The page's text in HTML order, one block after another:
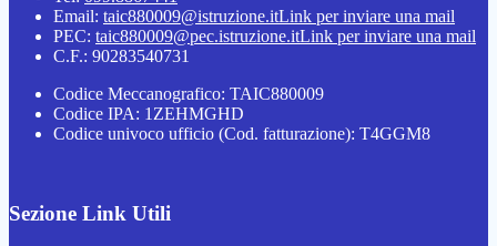
Email: taic880009@istruzione.itLink per inviare una mail
PEC: taic880009@pec.istruzione.itLink per inviare una mail
C.F.: 90283540731
Codice Meccanografico: TAIC880009
Codice IPA: 1ZEHMGHD
Codice univoco ufficio (Cod. fatturazione): T4GGM8
Sezione Link Utili